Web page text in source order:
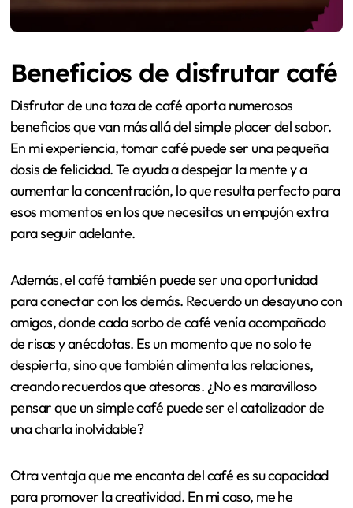
Beneficios de disfrutar café
Disfrutar de una taza de café aporta numerosos
beneficios que van más allá del simple placer del sabor.
En mi experiencia, tomar café puede ser una pequeña
dosis de felicidad. Te ayuda a despejar la mente y a
aumentar la concentración, lo que resulta perfecto para
esos momentos en los que necesitas un empujón extra
para seguir adelante.
Además, el café también puede ser una oportunidad
para conectar con los demás. Recuerdo un desayuno con
amigos, donde cada sorbo de café venía acompañado
de risas y anécdotas. Es un momento que no solo te
despierta, sino que también alimenta las relaciones,
creando recuerdos que atesoras. ¿No es maravilloso
pensar que un simple café puede ser el catalizador de
una charla inolvidable?
Otra ventaja que me encanta del café es su capacidad
para promover la creatividad. En mi caso, me he